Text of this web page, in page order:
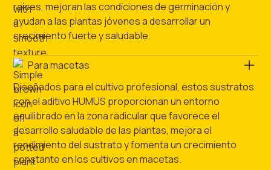
raíces, mejoran las condiciones de germinación y
ayudan a las plantas jóvenes a desarrollar un
crecimiento fuerte y saludable.
Para macetas
Diseñados para el cultivo profesional, estos sustratos
con el aditivo HUMUS proporcionan un entorno
equilibrado en la zona radicular que favorece el
desarrollo saludable de las plantas, mejora el
rendimiento del sustrato y fomenta un crecimiento
constante en los cultivos en macetas.